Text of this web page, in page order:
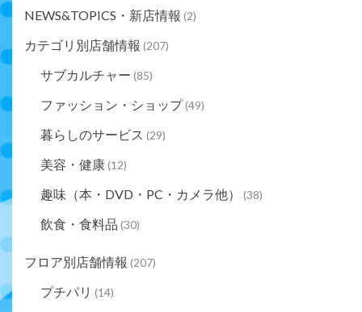
NEWS&TOPICS・新店情報 (2)
カテゴリ別店舗情報 (207)
サブカルチャー (85)
ファッション・ショップ(49)
暮らしのサービス (29)
美容・健康(12)
趣味（本・DVD・PC・カメラ他） (38)
飲食・食料品 (30)
フロア別店舗情報 (207)
プチパリ (14)